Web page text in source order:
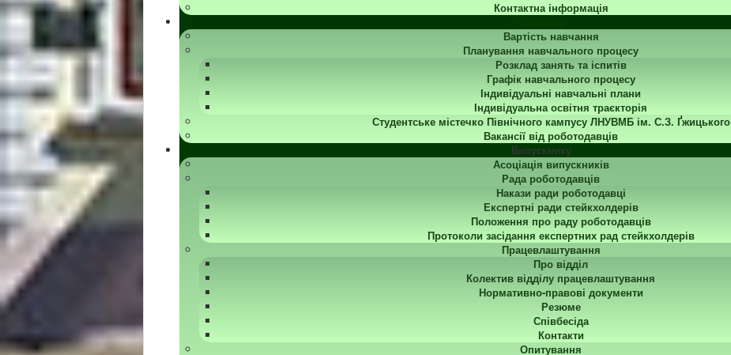
Контактна інформація
Вартість навчання
Планування навчального процесу
Розклад занять та іспитів
Графік навчального процесу
Індивідуальні навчальні плани
Індивідуальна освітня траєкторія
Студентське містечко Північного кампусу ЛНУВМБ ім. С.З. Ґжицького
Вакансії від роботодавців
Випускнику
Асоціація випускників
Рада роботодавців
Накази ради роботодавці
Експертні ради стейкхолдерів
Положення про раду роботодавців
Протоколи засідання експертних рад стейкхолдерів
Працевлаштування
Про відділ
Колектив відділу працевлаштування
Нормативно-правові документи
Резюме
Співбесіда
Контакти
Опитування